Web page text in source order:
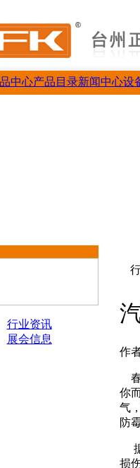
中心产品目录新闻中心设
行业资讯
展会信息
作
春
你
气
防
损